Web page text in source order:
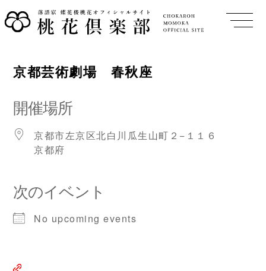
京都芸術劇場 春秋座
開催場所
京都市左京区北白川瓜生山町２−１１６
京都府
次のイベント
No upcoming events